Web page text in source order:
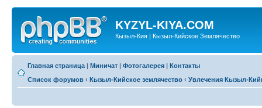
KYZYL-KIYA.COM
Кызыл-Кия | Кызыл-Кийское Землячество
Главная страница | Миничат | Фотогалерея | Контакты
Список форумов ‹ Кызыл-Кийское землячество ‹ Увлечения Кызыл-